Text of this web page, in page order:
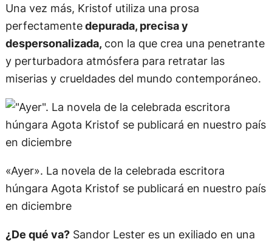
Una vez más, Kristof utiliza una prosa
perfectamentedepurada, precisa y
despersonalizada, con la que crea una penetrante
y perturbadora atmósfera para retratar las
miserias y crueldades del mundo contemporáneo.
«Ayer». La novela de la celebrada escritora
húngara Agota Kristof se publicará en nuestro país
en diciembre
¿De qué va?Sandor Lester es un exiliado en una